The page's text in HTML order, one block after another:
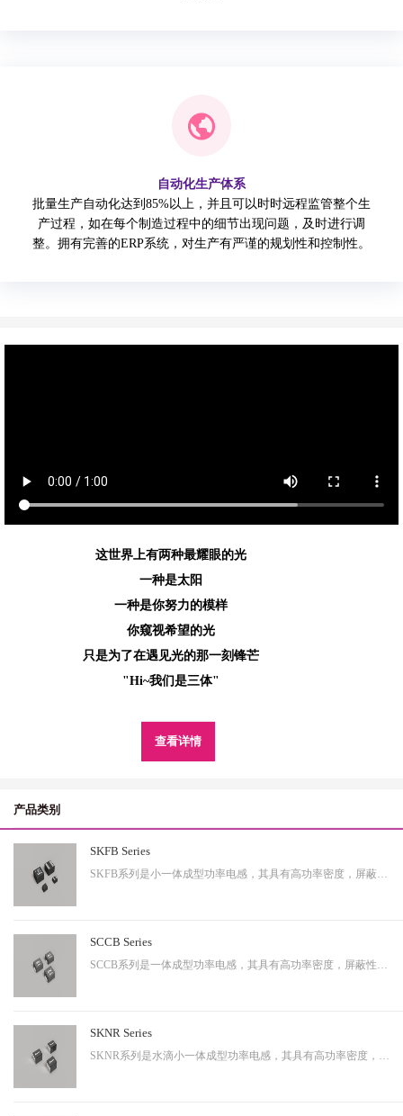
自动化生产体系
批量生产自动化达到85%以上，并且可以时时远程监管整个生
产过程，如在每个制造过程中的细节出现问题，及时进行调
整。拥有完善的ERP系统，对生产有严谨的规划性和控制性。
这世界上有两种最耀眼的光
一种是太阳
一种是你努力的模样
你窥视希望的光
只是为了在遇见光的那一刻锋芒
"Hi~我们是三体"
查看详情
产品类别
SKFB Series
SKFB系列是小一体成型功率电感，其具有高功率密度，屏蔽性出色等特性，适用于中大功率。
SCCB Series
SCCB系列是一体成型功率电感，其具有高功率密度，屏蔽性出色等特性，适用于中大功率。
SKNR Series
SKNR系列是水滴小一体成型功率电感，其具有高功率密度，屏蔽性出色等特性，适用于中大功率。